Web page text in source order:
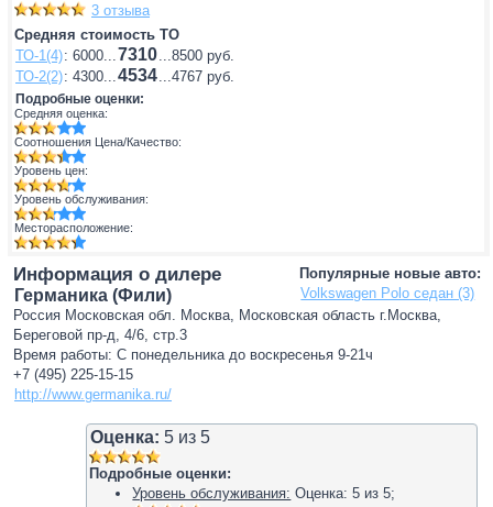
3 отзыва
Средняя стоимость ТО
ТО-1(4): 6000...7310...8500 руб.
ТО-2(2): 4300...4534...4767 руб.
Подробные оценки:
Средняя оценка:
Соотношения Цена/Качество:
Уровень цен:
Уровень обслуживания:
Месторасположение:
Популярные новые авто:
Volkswagen Polo седан (3)
Информация о дилере
Германика (Фили)
Россия Московская обл. Москва, Московская область г.Москва,
Береговой пр-д, 4/6, стр.3
Время работы: С понедельника до воскресенья 9-21ч
+7 (495) 225-15-15
http://www.germanika.ru/
Оценка: 5 из5
Подробные оценки:
Уровень обслуживания: Оценка:5 из5;